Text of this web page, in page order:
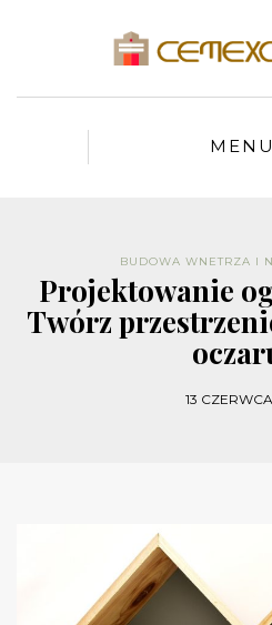
MENU
BUDOWA WNETRZA I
Projektowanie
Twórz
13